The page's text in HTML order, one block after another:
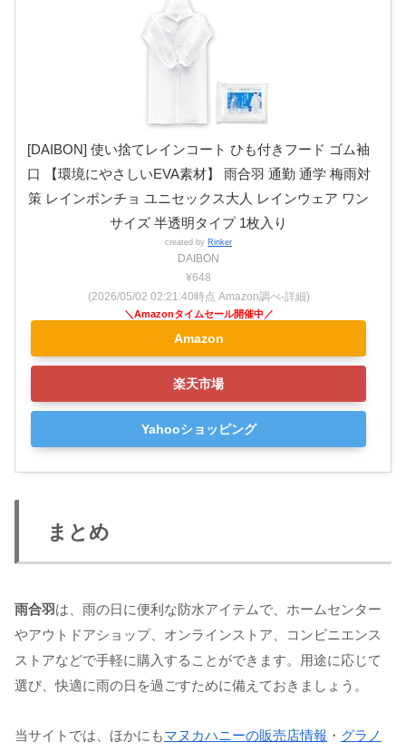
[DAIBON] 使い捨てレインコート ひも付きフード ゴム袖
口 【環境にやさしいEVA素材】 雨合羽 通勤 通学 梅雨対
策 レインポンチョ ユニセックス大人 レインウェア ワン
サイズ 半透明タイプ 1枚入り
created by Rinker
DAIBON
¥648
(2026/05/02 02:21:40時点 Amazon調べ-詳細)
Amazon
楽天市場
Yahooショッピング
まとめ
雨合羽 は、雨の日に便利な防水アイテムで、ホームセンター
やアウトドアショップ、オンラインストア、コンビニエンス
ストアなどで手軽に購入することができます。用途に応じて
選び、快適に雨の日を過ごすために備えておきましょう。
当サイトでは、ほかにもマヌカハニーの販売店情報 ・ グラノ